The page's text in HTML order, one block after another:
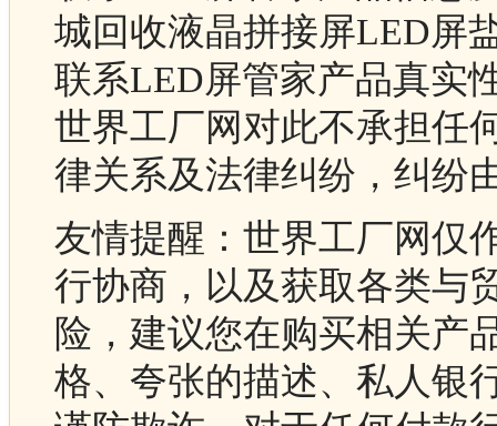
城回收液晶拼接屏LED屏
联系LED屏管家产品真实
世界工厂网对此不承担任
律关系及法律纠纷，纠纷
友情提醒：世界工厂网仅
行协商，以及获取各类与
险，建议您在购买相关产
格、夸张的描述、私人银